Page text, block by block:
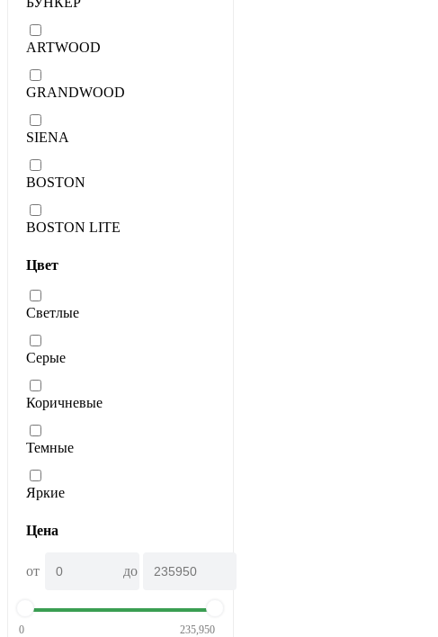
ARTWOOD
GRANDWOOD
SIENA
BOSTON
BOSTON LITE
Цвет
Светлые
Серые
Коричневые
Темные
Яркие
Цена
от до
0 235,950